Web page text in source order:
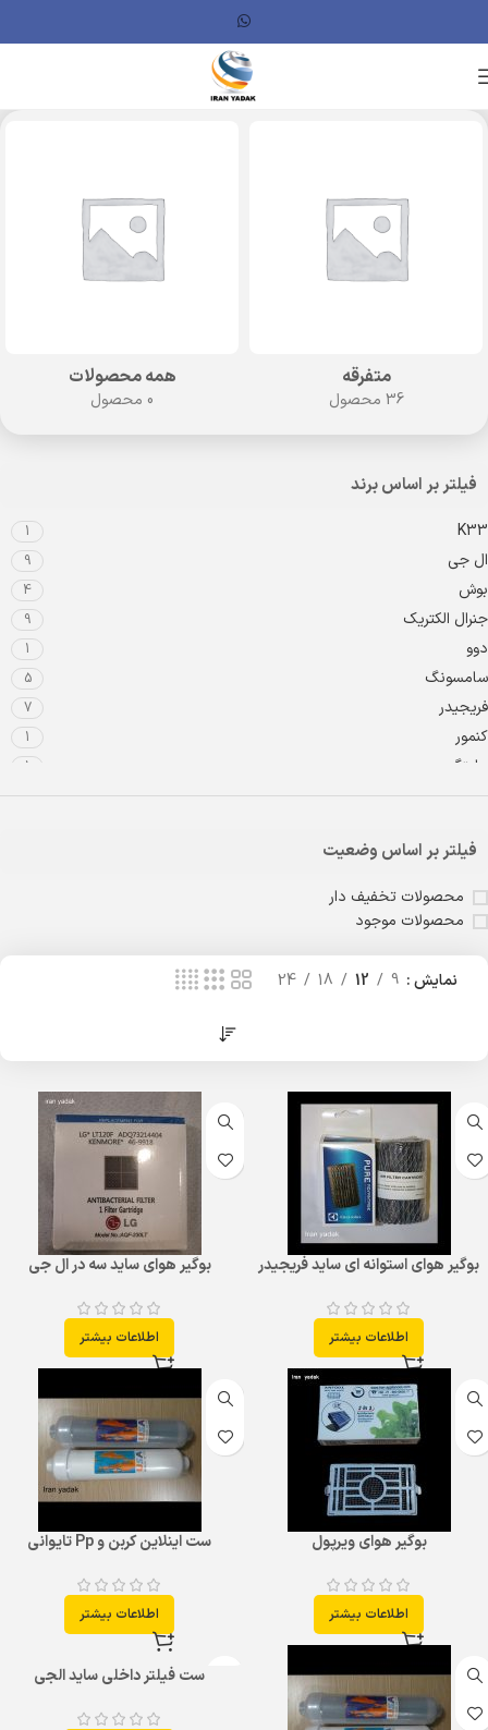
متفرقه
36 محصول
همه محصولات
0 محصول
فیلتر بر اساس برند
K33
1
ال جی 9
بوش 4
جنرال الکتریک 9
دوو 1
سامسونگ 5
فریجیدر 7
کنمور 1
مایتگ 1
متفرقه 3
فیلتر بر اساس وضعیت
محصولات تخفیف دار
محصولات موجود
نمایش 9
12
18
24
بوگیر هوای استوانه ای ساید فریجیدر
اطلاعات بیشتر
بوگیر هوای ساید سه در ال جی
اطلاعات بیشتر
بوگیر هوای ویرپول
اطلاعات بیشتر
ست اینلاین کربن و Pp تایوانی
اطلاعات بیشتر
ست فیلتر داخلی ساید الجی